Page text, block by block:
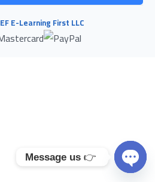
EF E-Learning First LLC
Message us 👉